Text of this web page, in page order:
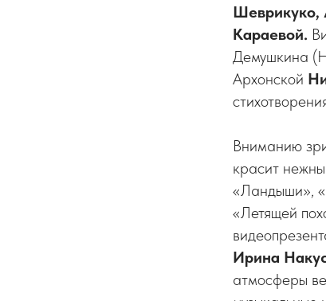
Шеврикуко,
Караевой.
Демушкина
Архонской
Вниманию
красит
«Ландыши»,
«Летящей
Ирина
атмосферы